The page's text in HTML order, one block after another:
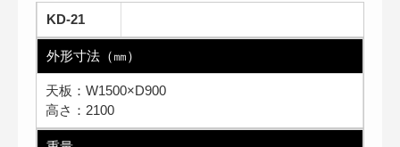
KD-21
外形寸法（㎜）
天板：W1500×D900
高さ：2100